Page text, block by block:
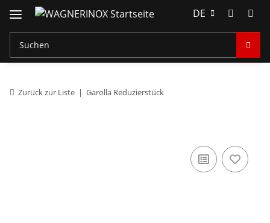
DE
Zurück zur Liste Garolla Reduzierstück